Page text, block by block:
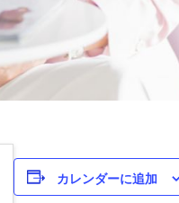
カレンダーに追加